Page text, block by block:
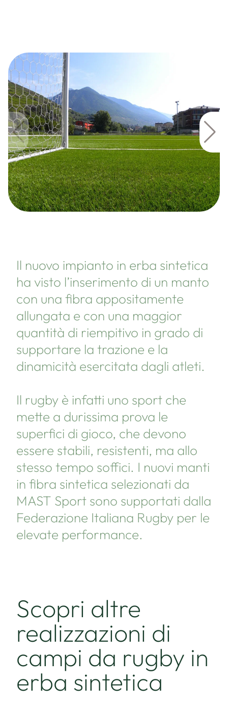
Il nuovo impianto in erba sintetica
ha visto l’inserimento di un manto
con una fibra appositamente
allungata e con una maggior
quantità di riempitivo in grado di
supportare la trazione e la
dinamicità esercitata dagli atleti.
Il rugby è infatti uno sport che
mette a durissima prova le
superfici di gioco, che devono
essere stabili, resistenti, ma allo
stesso tempo soffici. I nuovi manti
in fibra sintetica selezionati da
MAST Sport sono supportati dalla
Federazione Italiana Rugby per le
elevate performance.
Scopri altre
realizzazioni di
campi da rugby in
erba sintetica